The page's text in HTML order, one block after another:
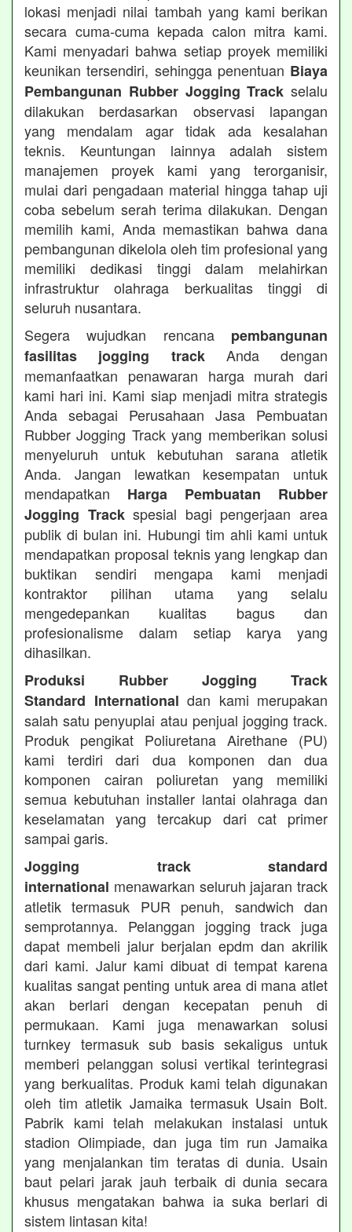
lokasi menjadi nilai tambah yang kami berikan
secara cuma-cuma kepada calon mitra kami.
Kami menyadari bahwa setiap proyek memiliki
keunikan tersendiri, sehingga penentuan Biaya
Pembangunan Rubber Jogging Track selalu
dilakukan berdasarkan observasi lapangan
yang mendalam agar tidak ada kesalahan
teknis. Keuntungan lainnya adalah sistem
manajemen proyek kami yang terorganisir,
mulai dari pengadaan material hingga tahap uji
coba sebelum serah terima dilakukan. Dengan
memilih kami, Anda memastikan bahwa dana
pembangunan dikelola oleh tim profesional yang
memiliki dedikasi tinggi dalam melahirkan
infrastruktur olahraga berkualitas tinggi di
seluruh nusantara.
Segera wujudkan rencana pembangunan
fasilitas jogging trackAnda dengan
memanfaatkan penawaran harga murah dari
kami hari ini. Kami siap menjadi mitra strategis
Anda sebagai Perusahaan Jasa Pembuatan
Rubber Jogging Track yang memberikan solusi
menyeluruh untuk kebutuhan sarana atletik
Anda. Jangan lewatkan kesempatan untuk
mendapatkan Harga Pembuatan Rubber
Jogging Trackspesial bagi pengerjaan area
publik di bulan ini. Hubungi tim ahli kami untuk
mendapatkan proposal teknis yang lengkap dan
buktikan sendiri mengapa kami menjadi
kontraktor pilihan utama yang selalu
mengedepankan kualitas bagus dan
profesionalisme dalam setiap karya yang
dihasilkan.
Produksi Rubber Jogging Track
Standard International dan kami merupakan
salah satu penyuplai atau penjual jogging track.
Produk pengikat Poliuretana Airethane (PU)
kami terdiri dari dua komponen dan dua
komponen cairan poliuretan yang memiliki
semua kebutuhan installer lantai olahraga dan
keselamatan yang tercakup dari cat primer
sampai garis.
Jogging track standard
international menawarkan seluruh jajaran track
atletik termasuk PUR penuh, sandwich dan
semprotannya. Pelanggan jogging track juga
dapat membeli jalur berjalan epdm dan akrilik
dari kami. Jalur kami dibuat di tempat karena
kualitas sangat penting untuk area di mana atlet
akan berlari dengan kecepatan penuh di
permukaan. Kami juga menawarkan solusi
turnkey termasuk sub basis sekaligus untuk
memberi pelanggan solusi vertikal terintegrasi
yang berkualitas. Produk kami telah digunakan
oleh tim atletik Jamaika termasuk Usain Bolt.
Pabrik kami telah melakukan instalasi untuk
stadion Olimpiade, dan juga tim run Jamaika
yang menjalankan tim teratas di dunia. Usain
baut pelari jarak jauh terbaik di dunia secara
khusus mengatakan bahwa ia suka berlari di
sistem lintasan kita!